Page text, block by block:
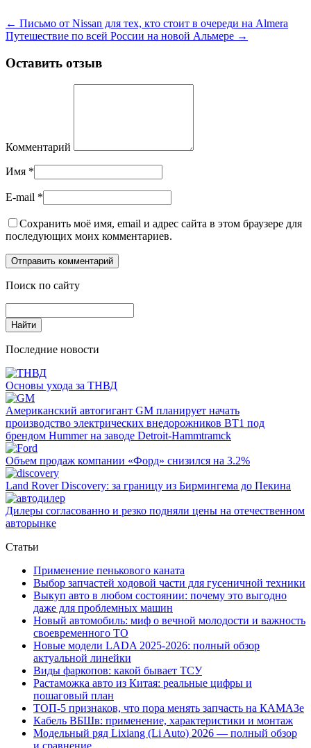
← Письмо от Nissan для тех, кто стоит в очереди на Almera
Путешествие по всей России на новой Альмере →
Оставить отзыв
Комментарий
Имя *
E-mail *
Сохранить моё имя, email и адрес сайта в этом браузере для
последующих моих комментариев.
Поиск по сайту
Последние новости
Основы ухода за ТНВД
Американский автогигант GM планирует начать
производство электрических внедорожников BT1 под
брендом Hummer на заводе Detroit-Hammtramck
Объем продаж компании «Форд» снизился на 3.2%
Land Rover Dіscovery: за границу из Бирмингема до Пекина
Дилеры согласованно и резко подняли цены на отечественном
авторынке
Статьи
Применение пенькового каната
Выбор запчастей ходовой части для гусеничной техники
Выкуп авто в любом состоянии: почему это выгодно
даже для проблемных машин
Новый автомобиль: миф о вечной молодости и важность
своевременного ТО
Новые модели LADA 2025-2026: полный обзор
актуальной линейки
Виды фаркопов: какой бывает ТСУ
Растаможка авто из Китая: реальные цифры и
пошаговый план
ТОП-5 признаков, что пора менять запчасть на КАМАЗе
Кабель ВБШв: применение, характеристики и монтаж
Модельный ряд Lixiang (Li Auto) 2026 — полный обзор
и сравнение